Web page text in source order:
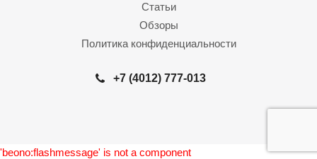
Статьи
Обзоры
Политика конфиденциальности
+7 (4012) 777-013
'beono:flashmessage' is not a component